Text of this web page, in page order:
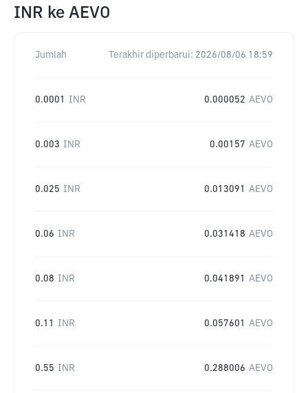
INR ke AEVO
Jumlah Terakhir diperbarui: 2026/08/06 18:59
0.0001 INR 0.000052 AEVO
0.003 INR 0.00157 AEVO
0.025 INR 0.013091 AEVO
0.06 INR 0.031418 AEVO
0.08 INR 0.041891 AEVO
0.11 INR 0.057601 AEVO
0.55 INR 0.288006 AEVO